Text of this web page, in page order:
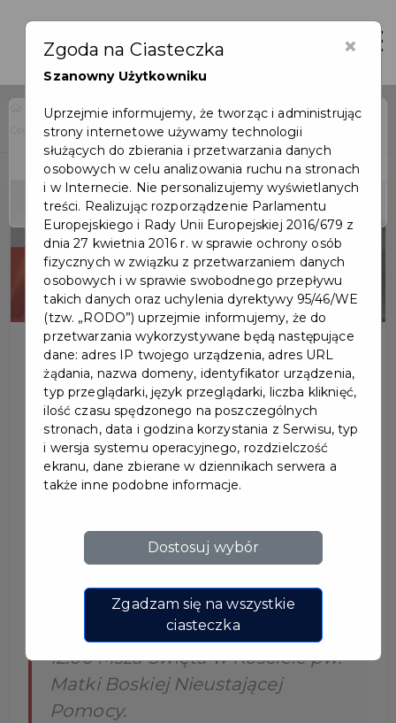
Home
Wydarzenia
Obchody rocznicy uchwalenia Konstytucji 3 Maja
Wydarzenie już się
zakończyło
OBCHODY ROCZNICY
UCHWALENIA
KONSTYTUCJI 3 MAJA
3 maja 2025 roku odbędą się uroczyste obchody z
okazji Święta Konstytucji.
OFICJALNE OBCHODY
12:00 Msza Święta w Kościele pw.
Matki Boskiej Nieustającej
Pomocy.
×
Zgoda na Ciasteczka
Szanowny Użytkowniku
Uprzejmie informujemy, że tworząc i administrując
strony internetowe używamy technologii
służących do zbierania i przetwarzania danych
osobowych w celu analizowania ruchu na stronach
i w Internecie. Nie personalizujemy wyświetlanych
treści. Realizując rozporządzenie Parlamentu
Europejskiego i Rady Unii Europejskiej 2016/679 z
dnia 27 kwietnia 2016 r. w sprawie ochrony osób
fizycznych w związku z przetwarzaniem danych
osobowych i w sprawie swobodnego przepływu
takich danych oraz uchylenia dyrektywy 95/46/WE
(tzw. „RODO”) uprzejmie informujemy, że do
przetwarzania wykorzystywane będą następujące
dane: adres IP twojego urządzenia, adres URL
żądania, nazwa domeny, identyfikator urządzenia,
typ przeglądarki, język przeglądarki, liczba kliknięć,
ilość czasu spędzonego na poszczególnych
stronach, data i godzina korzystania z Serwisu, typ
i wersja systemu operacyjnego, rozdzielczość
ekranu, dane zbierane w dziennikach serwera a
także inne podobne informacje.
Dostosuj wybór
Zgadzam się na wszystkie
ciasteczka